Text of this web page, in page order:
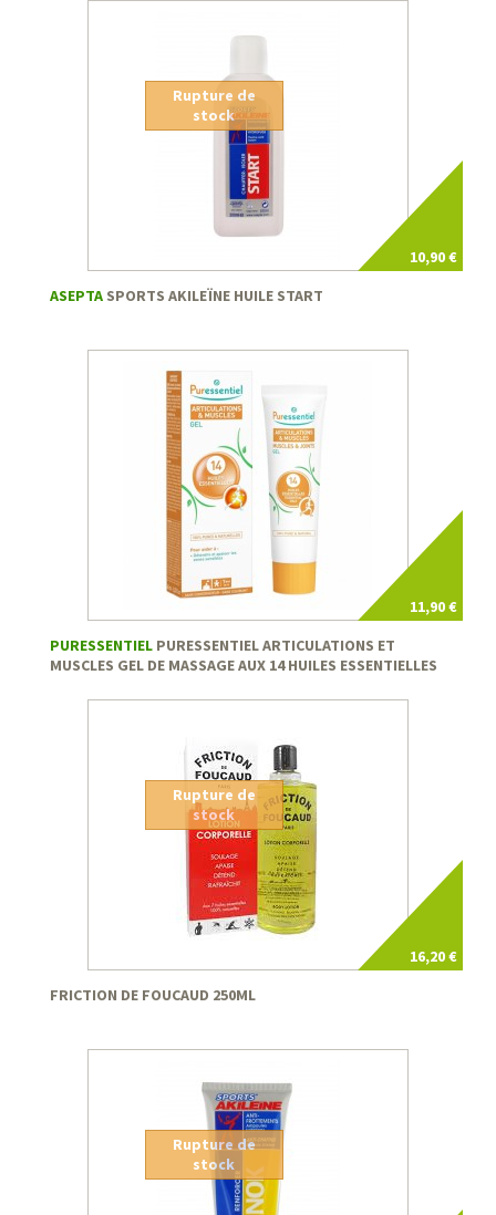
10,90 €
Rupture de
stock
ASEPTA SPORTS AKILEÏNE HUILE START
11,90 €
PURESSENTIEL PURESSENTIEL ARTICULATIONS ET
MUSCLES GEL DE MASSAGE AUX 14 HUILES ESSENTIELLES
16,20 €
Rupture de
stock
FRICTION DE FOUCAUD 250ML
Rupture de
stock